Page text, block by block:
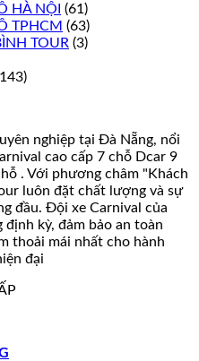
HÀ NỘI (61)
TPHCM (63)
TOUR (3)
nghiệp tại Đà Nẵng, nổi
cao cấp 7 chỗ Dcar 9
. Với phương châm "Khách
luôn đặt chất lượng và sự
đầu. Đội xe Carnival của
kỳ, đảm bảo an toàn
thoải mái nhất cho hành
đại